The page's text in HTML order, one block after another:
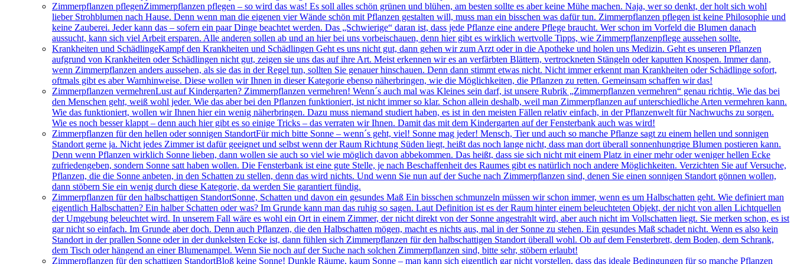
Zimmerpflanzen pflegenZimmerpflanzen pflegen – so wird das was! Es soll alles schön grünen und blühen, am besten sollte es aber keine Mühe machen. Naja, wer so denkt, der holt sich wohl
lieber Strohblumen nach Hause. Denn wenn man die eigenen vier Wände schön mit Pflanzen gestalten will, muss man ein bisschen was dafür tun. Zimmerpflanzen pflegen ist keine Philosophie und
keine Zauberei. Jeder kann das – sofern ein paar Dinge beachtet werden. Das „Schwierige“ daran ist, dass jede Pflanze eine andere Pflege braucht. Wer schon im Vorfeld die Blumen danach
aussucht, kann sich viel Arbeit ersparen. Alle anderen sollen ab und an hier bei uns vorbeischauen, denn hier gibt es wirklich wertvolle Tipps, wie Zimmerpflanzenpflege aussehen sollte.
Krankheiten und SchädlingeKampf den Krankheiten und Schädlingen Geht es uns nicht gut, dann gehen wir zum Arzt oder in die Apotheke und holen uns Medizin. Geht es unseren Pflanzen
aufgrund von Krankheiten oder Schädlingen nicht gut, zeigen sie uns das auf ihre Art. Meist erkennen wir es an verfärbten Blättern, vertrockneten Stängeln oder kaputten Knospen. Immer dann,
wenn Zimmerpflanzen anders aussehen, als sie das in der Regel tun, sollten Sie genauer hinschauen. Denn dann stimmt etwas nicht. Nicht immer erkennt man Krankheiten oder Schädlinge sofort,
oftmals gibt es aber Warnhinweise. Diese wollen wir Ihnen in dieser Kategorie ebenso näherbringen, wie die Möglichkeiten, die Pflanzen zu retten. Gemeinsam schaffen wir das!
Zimmerpflanzen vermehrenLust auf Kindergarten? Zimmerpflanzen vermehren! Wenn´s auch mal was Kleines sein darf, ist unsere Rubrik „Zimmerpflanzen vermehren“ genau richtig. Wie das bei
den Menschen geht, weiß wohl jeder. Wie das aber bei den Pflanzen funktioniert, ist nicht immer so klar. Schon allein deshalb, weil man Zimmerpflanzen auf unterschiedliche Arten vermehren kann.
Wie das funktioniert, wollen wir Ihnen hier ein wenig näherbringen. Dazu muss niemand studiert haben, es ist in den meisten Fällen relativ einfach, in der Pflanzenwelt für Nachwuchs zu sorgen.
Wie es noch besser klappt – denn auch hier gibt es so einige Tricks – das verraten wir Ihnen. Damit das mit dem Kindergarten auf der Fensterbank auch was wird!
Zimmerpflanzen für den hellen oder sonnigen StandortFür mich bitte Sonne – wenn´s geht, viel! Sonne mag jeder! Mensch, Tier und auch so manche Pflanze sagt zu einem hellen und sonnigen
Standort gerne ja. Nicht jedes Zimmer ist dafür geeignet und selbst wenn der Raum Richtung Süden liegt, heißt das noch lange nicht, dass man dort überall sonnenhungrige Blumen postieren kann.
Denn wenn Pflanzen wirklich Sonne lieben, dann wollen sie auch so viel wie möglich davon abbekommen. Das heißt, dass sie sich nicht mit einem Platz in einer mehr oder weniger hellen Ecke
zufriedengeben, sondern Sonne satt haben wollen. Die Fensterbank ist eine gute Stelle, je nach Beschaffenheit des Raumes gibt es natürlich noch andere Möglichkeiten. Verzichten Sie auf Versuche,
Pflanzen, die die Sonne anbeten, in den Schatten zu stellen, denn das wird nichts. Und wenn Sie nun auf der Suche nach Zimmerpflanzen sind, denen Sie einen sonnigen Standort gönnen wollen,
dann stöbern Sie ein wenig durch diese Kategorie, da werden Sie garantiert fündig.
Zimmerpflanzen für den halbschattigen StandortSonne, Schatten und davon ein gesundes Maß Ein bisschen schmunzeln müssen wir schon immer, wenn es um Halbschatten geht. Wie definiert man
eigentlich Halbschatten? Ein halber Schatten oder was? Im Grunde kann man das ruhig so sagen. Laut Definition ist es der Raum hinter einem beleuchteten Objekt, der nicht von allen Lichtquellen
der Umgebung beleuchtet wird. In unserem Fall wäre es wohl ein Ort in einem Zimmer, der nicht direkt von der Sonne angestrahlt wird, aber auch nicht im Vollschatten liegt. Sie merken schon, es ist
gar nicht so einfach. Im Grunde aber doch. Denn auch Pflanzen, die den Halbschatten mögen, macht es nichts aus, mal in der Sonne zu stehen. Ein gesundes Maß schadet nicht. Wenn es also kein
Standort in der prallen Sonne oder in der dunkelsten Ecke ist, dann fühlen sich Zimmerpflanzen für den halbschattigen Standort überall wohl. Ob auf dem Fensterbrett, dem Boden, dem Schrank,
dem Tisch oder hängend an einer Blumenampel. Wenn Sie noch auf der Suche nach solchen Zimmerpflanzen sind, bitte sehr, stöbern erlaubt!
Zimmerpflanzen für den schattigen StandortBloß keine Sonne! Dunkle Räume, kaum Sonne – man kann sich eigentlich gar nicht vorstellen, dass das ideale Bedingungen für so manche Pflanzen